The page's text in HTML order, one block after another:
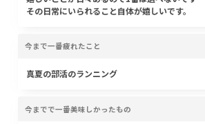
その日常にいられること自体が嬉しいです。
今まで一番疲れたこと
真夏の部活のランニング
今までで一番美味しかったもの